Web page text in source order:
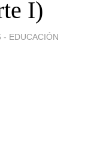
I)
- EDUCACIÓN